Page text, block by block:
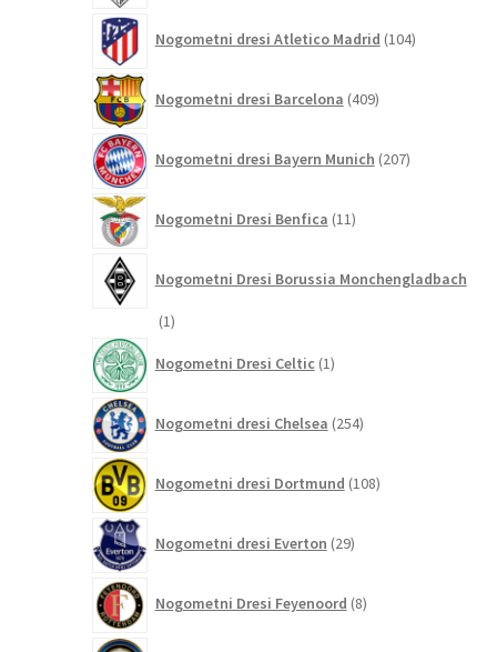
Nogometni dresi Atletico Madrid 104izdelki
Nogometni dresi Barcelona 409izdelkov
Nogometni dresi Bayern Munich 207izdelkov
Nogometni Dresi Benfica 11izdelkov
Nogometni Dresi Borussia Monchengladbach
11
Nogometni Dresi Celtic 1izdelek
Nogometni dresi Chelsea 254izdelkov
Nogometni dresi Dortmund 108izdelkov
Nogometni dresi Everton 29izdelkov
Nogometni Dresi Feyenoord 8izdelkov